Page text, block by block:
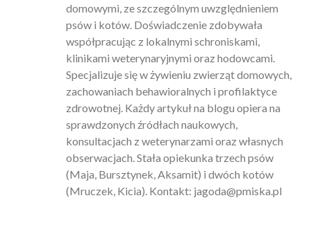
domowymi, ze szczególnym uwzględnieniem
psów i kotów. Doświadczenie zdobywała
współpracując z lokalnymi schroniskami,
klinikami weterynaryjnymi oraz hodowcami.
Specjalizuje się w żywieniu zwierząt domowych,
zachowaniach behawioralnych i profilaktyce
zdrowotnej. Każdy artykuł na blogu opiera na
sprawdzonych źródłach naukowych,
konsultacjach z weterynarzami oraz własnych
obserwacjach. Stała opiekunka trzech psów
(Maja, Bursztynek, Aksamit) i dwóch kotów
(Mruczek, Kicia). Kontakt: jagoda@pmiska.pl